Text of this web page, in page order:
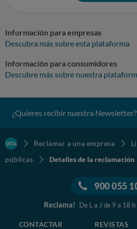
Información para empresas
Descubra más sobre esta plataforma
Información para consumidores
Descubre más sobre nuestra
¿Quieres recibir nuestra Newsletter?
Reclamar a una empresa
públicas
Detalles de la reclamación
900 055
Reclama! De L a J de 9 a 18
CONTACTAR REVISTAS